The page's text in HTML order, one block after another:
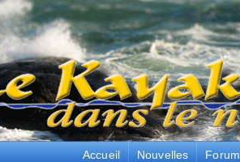
Accueil Nouvelles Forum